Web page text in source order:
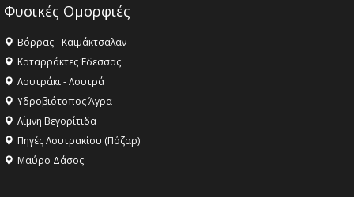
Φυσικές Ομορφιές
Βόρρας - Καϊμάκτσαλαν
Καταρράκτες Έδεσσας
Λουτράκι - Λουτρά
Υδροβιότοπος Άγρα
Λίμνη Βεγορίτιδα
Πηγές Λουτρακίου (Πόζαρ)
Μαύρο Δάσος